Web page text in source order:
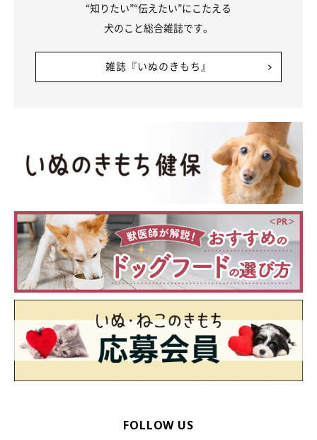
“知りたい”“伝えたい”にこたえる
犬のこと総合雑誌です。
雑誌『いぬのきもち』
FOLLOW US